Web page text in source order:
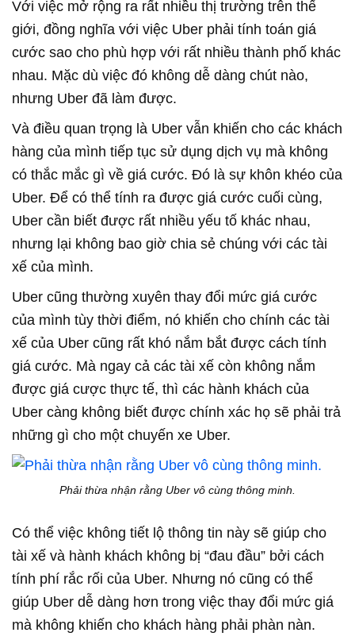
Với việc mở rộng ra rất nhiều thị trường trên thế
giới, đồng nghĩa với việc Uber phải tính toán giá
cước sao cho phù hợp với rất nhiều thành phố khác
nhau. Mặc dù việc đó không dễ dàng chút nào,
nhưng Uber đã làm được.
Và điều quan trọng là Uber vẫn khiến cho các khách
hàng của mình tiếp tục sử dụng dịch vụ mà không
có thắc mắc gì về giá cước. Đó là sự khôn khéo của
Uber. Để có thể tính ra được giá cước cuối cùng,
Uber cần biết được rất nhiều yếu tố khác nhau,
nhưng lại không bao giờ chia sẻ chúng với các tài
xế của mình.
Uber cũng thường xuyên thay đổi mức giá cước
của mình tùy thời điểm, nó khiến cho chính các tài
xế của Uber cũng rất khó nắm bắt được cách tính
giá cước. Mà ngay cả các tài xế còn không nắm
được giá cược thực tế, thì các hành khách của
Uber càng không biết được chính xác họ sẽ phải trả
những gì cho một chuyến xe Uber.
Phải thừa nhận rằng Uber vô cùng thông minh.
Có thể việc không tiết lộ thông tin này sẽ giúp cho
tài xế và hành khách không bị “đau đầu” bởi cách
tính phí rắc rối của Uber. Nhưng nó cũng có thể
giúp Uber dễ dàng hơn trong việc thay đổi mức giá
mà không khiến cho khách hàng phải phàn nàn.